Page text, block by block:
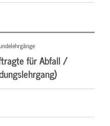
für Abfall /